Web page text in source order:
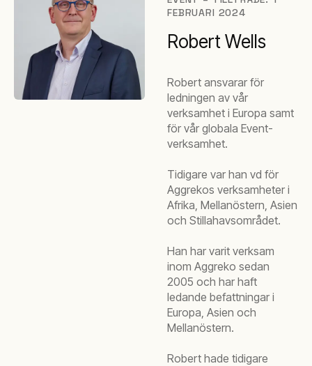
FEBRUARI 2024
Robert Wells
Robert ansvarar för
ledningen av vår
verksamhet i Europa samt
för vår globala Event-
verksamhet.
Tidigare var han vd för
Aggrekos verksamheter i
Afrika, Mellanöstern, Asien
och Stillahavsområdet.
Han har varit verksam
inom Aggreko sedan
2005 och har haft
ledande befattningar i
Europa, Asien och
Mellanöstern.
Robert hade tidigare